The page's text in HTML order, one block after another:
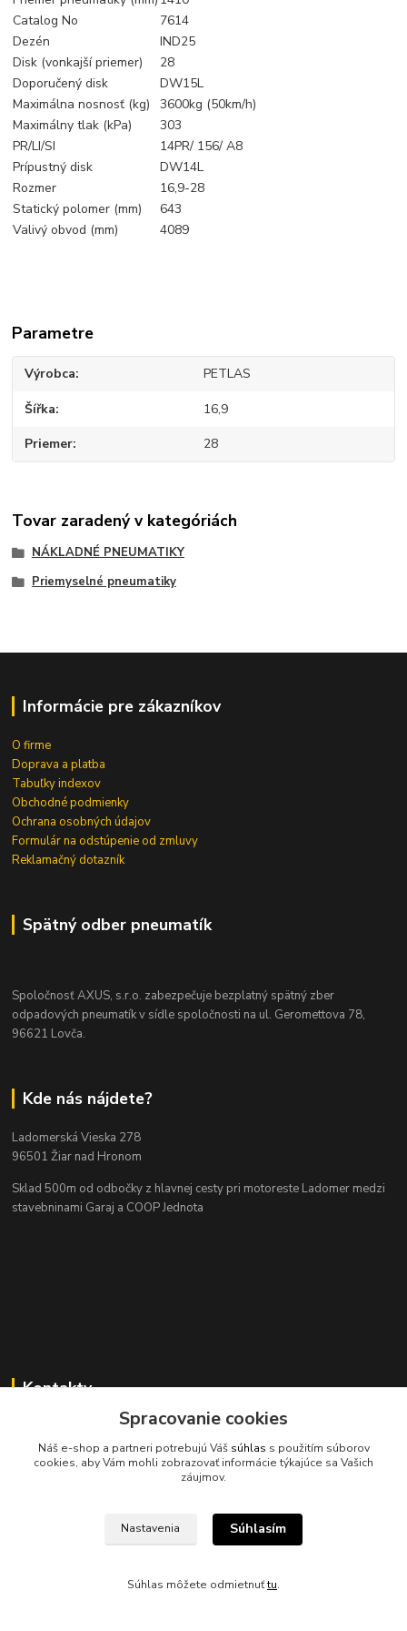
Catalog No
7614
Dezén
IND25
Disk (vonkajší priemer)
28
Doporučený disk
DW15L
Maximálna nosnosť (kg)
3600kg (50km/h)
Maximálny tlak (kPa)
303
PR/LI/SI
14PR/ 156/ A8
Prípustný disk
DW14L
Rozmer
16,9-28
Statický polomer (mm)
643
Valivý obvod (mm)
4089
Parametre
Výrobca PETLAS
Šířka 16,9
Priemer 28
Tovar zaradený v kategóriách
NÁKLADNÉ PNEUMATIKY
Priemyselné pneumatiky
Informácie pre zákazníkov
O firme
Doprava a platba
Tabuľky indexov
Obchodné podmienky
Ochrana osobných údajov
Formulár na odstúpenie od zmluvy
Reklamačný dotazník
Spätný odber pneumatík
Spoločnosť AXUS, s.r.o. zabezpečuje bezplatný spätný zber
odpadových pneumatík v sídle spoločnosti na ul. Geromettova 78,
96621 Lovča.
Kde nás nájdete?
Ladomerská Vieska 278
96501 Žiar nad Hronom
Sklad 500m od odbočky z hlavnej cesty pri motoreste Ladomer medzi
stavebninami Garaj a COOP Jednota
Kontakty
045/671 63 50
Spracovanie cookies
Náš e-shop a partneri potrebujú Váš súhlas s použitím súborov
cookies, aby Vám mohli zobrazovať informácie týkajúce sa Vašich
záujmov.
Nastavenia Súhlasím
Súhlas môžete odmietnuťtu.